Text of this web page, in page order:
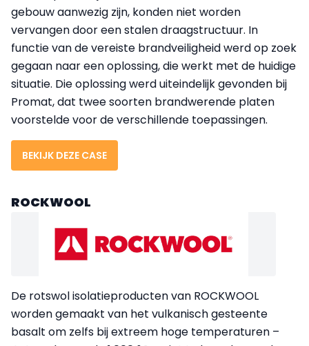
gebouw aanwezig zijn, konden niet worden
vervangen door een stalen draagstructuur. In
functie van de vereiste brandveiligheid werd op zoek
gegaan naar een oplossing, die werkt met de huidige
situatie. Die oplossing werd uiteindelijk gevonden bij
Promat, dat twee soorten brandwerende platen
voorstelde voor de verschillende toepassingen.
BEKIJK DEZE CASE
ROCKWOOL
De rotswol isolatieproducten van ROCKWOOL
worden gemaakt van het vulkanisch gesteente
basalt om zelfs bij extreem hoge temperaturen –